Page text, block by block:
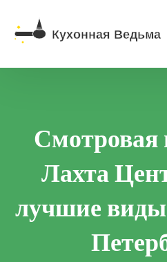
Лахта
лучшие